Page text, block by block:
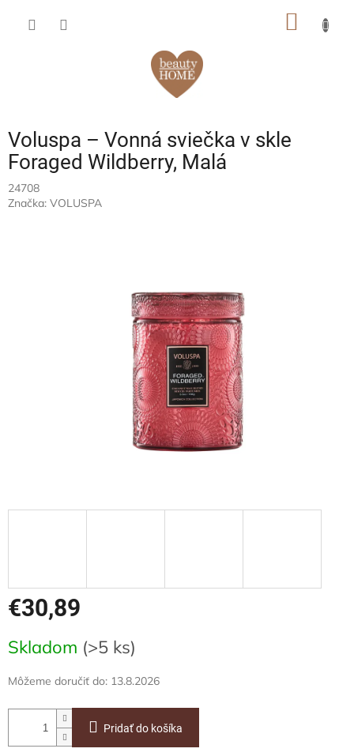
Voluspa – Vonná sviečka v skle
Foraged Wildberry, Malá
24708
Značka: VOLUSPA
€30,89
cena:
Skladom (>5 ks)
Môžeme doručiť do: 13.8.2026
Pridať do košíka